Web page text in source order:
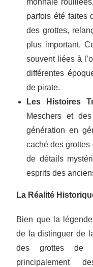
parfois été faites
des grottes,
plus important.
souvent liées à
différentes
de pirate.
Les Histoires
Meschers et
génération en
caché des
de détails
esprits des
La Réalité
Bien que la
de la distinguer de
des grottes de
principalement